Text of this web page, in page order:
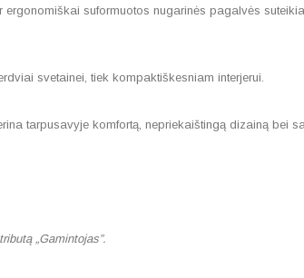
suformuotos nugarinės pagalvės
svetainei, tiek kompaktiškesniam interjerui.
tarpusavyje komfortą, nepriekaištingą dizainą bei
„Gamintojas”.